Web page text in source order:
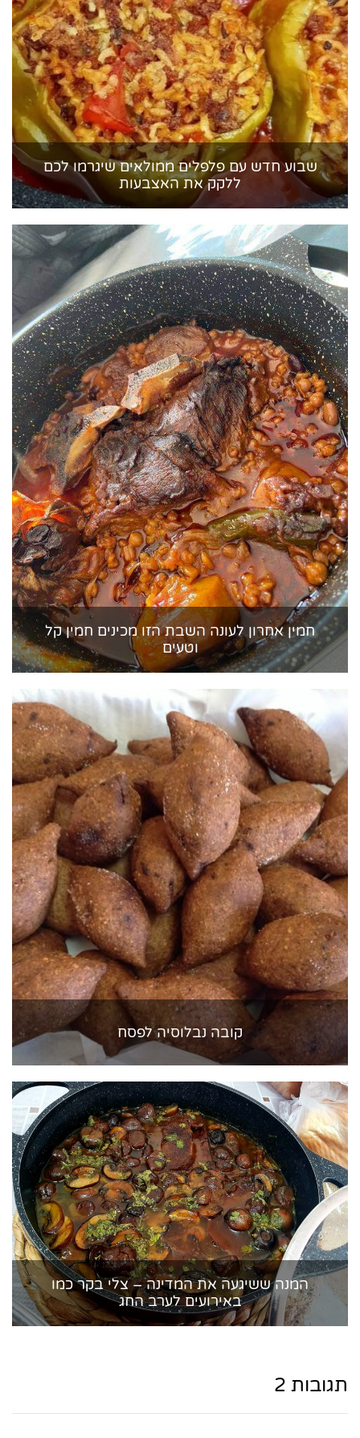
שבוע חדש עם פלפלים ממולאים שיגרמו לכם
ללקק את האצבעות
חמין אחרון לעונה השבת הזו מכינים חמין קל
וטעים
קובה נבלוסיה לפסח
המנה ששיגעה את המדינה – צלי בקר כמו
באירועים לערב החג
תגובות 2